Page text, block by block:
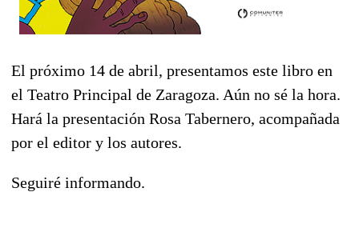
El próximo 14 de abril, presentamos este libro en
el Teatro Principal de Zaragoza. Aún no sé la hora.
Hará la presentación Rosa Tabernero, acompañada
por el editor y los autores.
Seguiré informando.